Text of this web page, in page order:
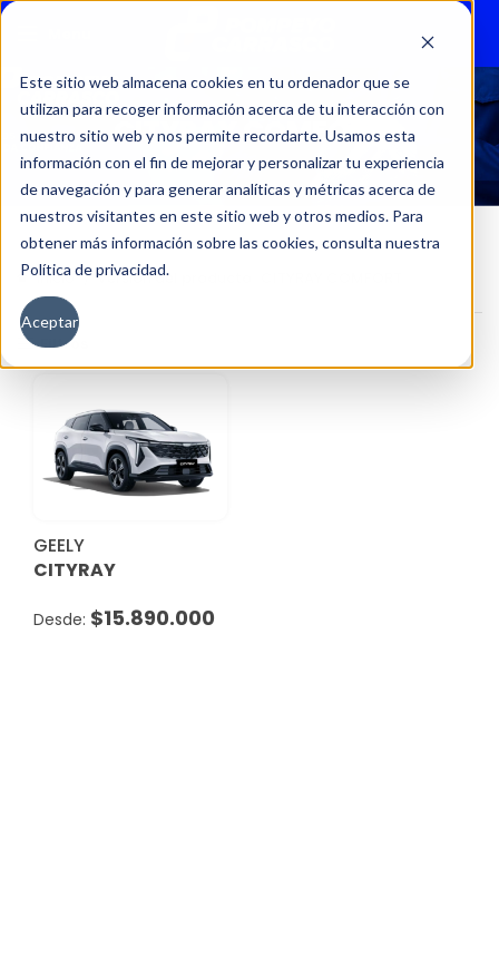
Este sitio web almacena cookies en tu ordenador que se
utilizan para recoger información acerca de tu interacción con
nuestro sitio web y nos permite recordarte. Usamos esta
información con el fin de mejorar y personalizar tu experiencia
de navegación y para generar analíticas y métricas acerca de
nuestros visitantes en este sitio web y otros medios. Para
obtener más información sobre las cookies, consulta nuestra
Política de privacidad.
Aceptar
CITYRAY COMFORT
Inicio Versión del producto
Filtros
GEELY
CITYRAY
$15.890.000